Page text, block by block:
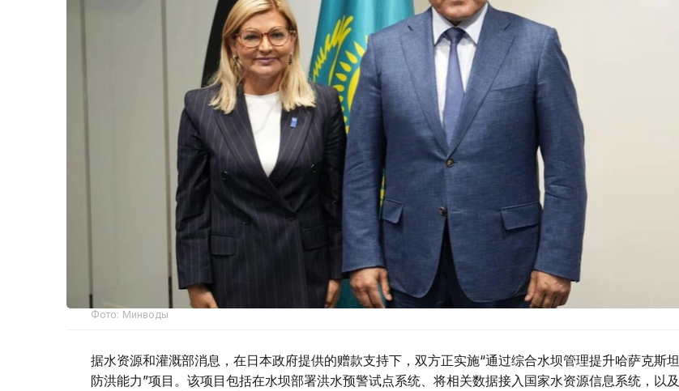
Фото: Минводы
据水资源和灌溉部消息，在日本政府提供的赠款支持下，双方正实施“通过综合水坝管理提升哈萨克斯坦
防洪能力”项目。该项目包括在水坝部署洪水预警试点系统、将相关数据接入国家水资源信息系统，以及